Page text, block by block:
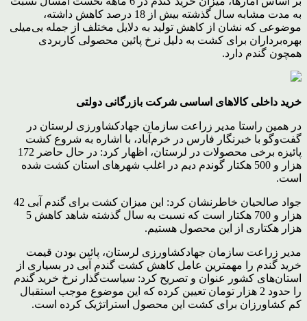
به مدت مشابه سال گذشته بیش از 18 درصد کاهش داشته،
موضوعی که نشان از کاهش تولید به دلایل مختلف از جمله بی‌میلی
بهره‌برداران برای کشت به دلیل نرخ پائین محصولی کاربردی
همچون گندم دارد.
خرید داخلی کالاهای اساسی شرکت بازرگانی دولتی
در همین راستا مدیر زراعت سازمان جهادکشاورزی لرستان در
گفت‌وگو با خبرنگار فارس در خرم‌آباد، با اشاره به شروع کشت
پائیزه برخی محصولات در لرستان، اظهار کرد: در حال حاضر 172
هزار و 500 هکتار گوندم دیم در اغلب شهرهای استان کشت شده
است.
جواد صالحیان خاطرنشان کرد: این میزان کشت برای گندم آبی 42
هزار و 700 هکتار است که نسبت به سال گذشته شاهد کاهش 5
هزار هکتاری از این محصول هستیم.
مدیر زراعت سازمان جهادکشاورزی لرستان، پائین بودن قیمت
خرید گندم را مهمترین عامل کاهش کشت گندم آبی در بسیاری از
استان‌های کشور عنوان و تصریح کرد: سیاست‌گذار نرخ خرید گندم
را حدود 2 هزار تومان تعیین کرده که این موضوع موجب استقبال
کم کشاورزان برای کشت این محصول استراتژیک کرده است.